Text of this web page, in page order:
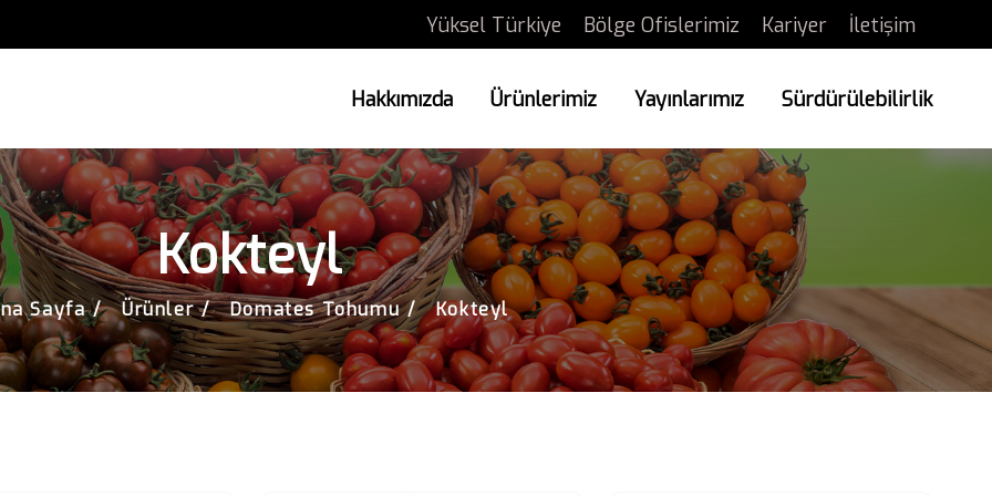
Yüksel Türkiye Bölge Ofislerimiz Kariyer İletişim
Hakkımızda Ürünlerimiz Yayınlarımız Sürdürülebilirlik
Kokteyl
Sayfa Ürünler Domates Tohumu Kokteyl